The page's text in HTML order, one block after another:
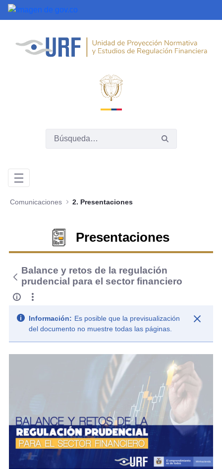
Saltar al contenido principal
Comunicaciones 2. Presentaciones
Presentaciones
Balance y retos de la regulación
prudencial para el sector financiero
Información: Es posible que la previsualización
del documento no muestre todas las páginas.